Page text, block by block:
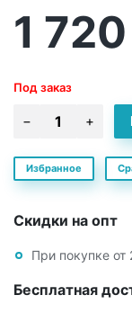
1 720
Под заказ
Избранное
Скидки на опт
При покупке от
Бесплатная